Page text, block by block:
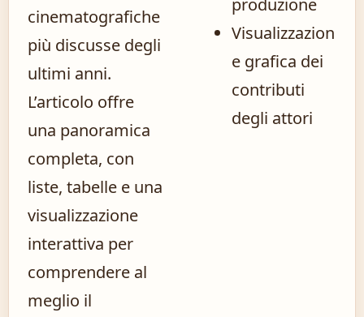
cinematografiche
più discusse degli
ultimi anni.
L’articolo offre
una panoramica
completa, con
liste, tabelle e una
visualizzazione
interattiva per
comprendere al
meglio il
produzione
Visualizzazion
e grafica dei
contributi
degli attori